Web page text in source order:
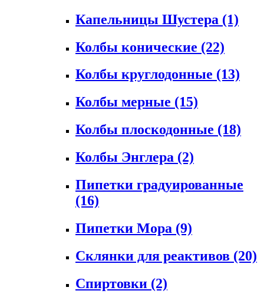
Капельницы Шустера (1)
Колбы конические (22)
Колбы круглодонные (13)
Колбы мерные (15)
Колбы плоскодонные (18)
Колбы Энглера (2)
Пипетки градуированные
(16)
Пипетки Мора (9)
Склянки для реактивов (20)
Спиртовки (2)